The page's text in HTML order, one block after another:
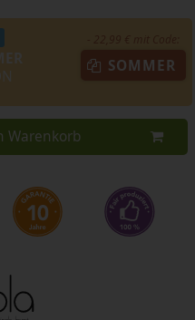
SOMMER
Warenkorb